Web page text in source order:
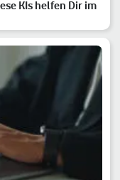
KIs helfen Dir im